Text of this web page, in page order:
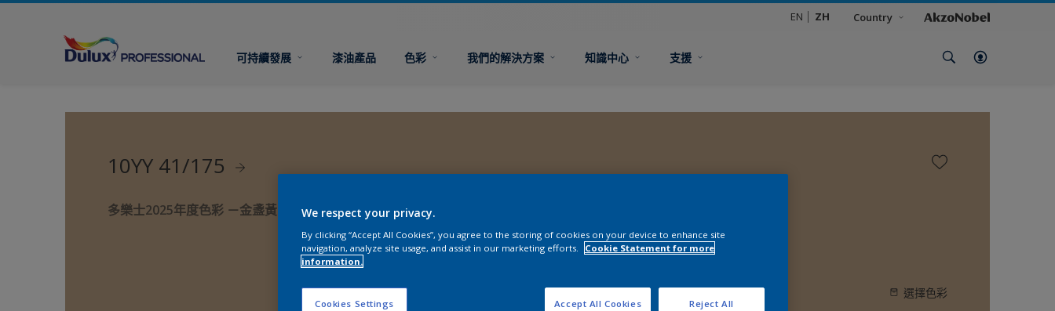
EN ZH Country
可持續發展 漆油產品 色彩 我們的解決方案 知識中心 支援
10YY 41/175
多樂士2025年度色彩 －金盞黃 True Joy™
選擇色彩
We respect your privacy.
By clicking “Accept All Cookies”, you agree to the storing of cookies on your device to enhance site
navigation, analyze site usage, and assist in our marketing efforts.
Cookie Statement for more
information.
Cookies Settings Reject All
Accept All Cookies